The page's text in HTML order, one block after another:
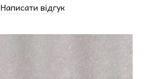
Написати відгук